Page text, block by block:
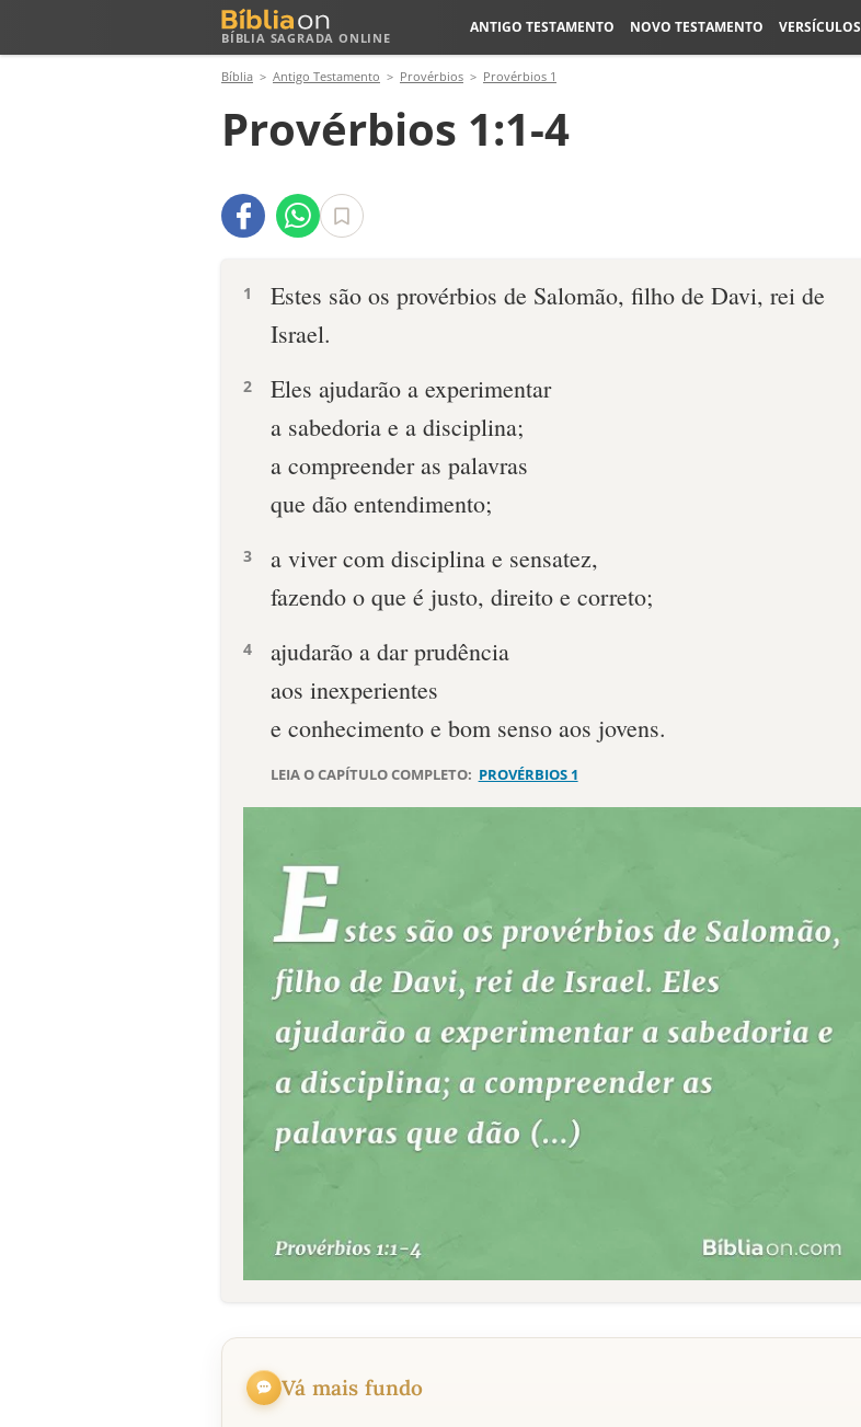
BÍBLIA SAGRADA ONLINE
ANTIGO TESTAMENTO NOVO TESTAMENTO VERSÍCULOS
Bíblia Antigo Testamento Provérbios Provérbios 1
Provérbios 1:1-4
1
Estes são os provérbios de Salomão, filho de Davi, rei de
Israel.
2
Eles ajudarão a experimentar
a sabedoria e a disciplina;
a compreender as palavras
que dão entendimento;
3
a viver com disciplina e sensatez,
fazendo o que é justo, direito e correto;
4
ajudarão a dar prudência
aos inexperientes
e conhecimento e bom senso aos jovens.
LEIA O CAPÍTULO COMPLETO: PROVÉRBIOS 1
Vá mais fundo